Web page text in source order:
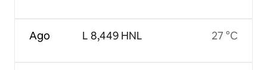
Ago L 8,449 HNL 27 °C